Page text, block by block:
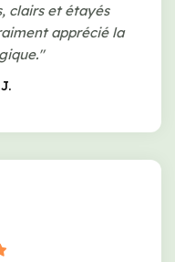
clairs et étayés
apprécié la